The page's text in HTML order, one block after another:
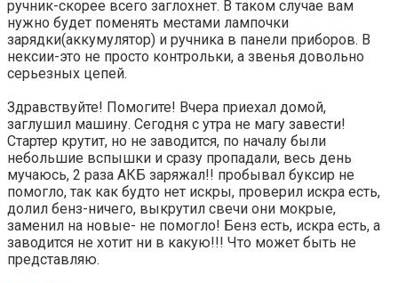
ручник-скорее всего заглохнет. В таком случае вам
нужно будет поменять местами лампочки
зарядки(аккумулятор) и ручника в панели приборов. В
нексии-это не просто контрольки, а звенья довольно
серьезных цепей.
Здравствуйте! Помогите! Вчера приехал домой,
заглушил машину. Сегодня с утра не магу завести!
Стартер крутит, но не заводится, по началу были
небольшие вспышки и сразу пропадали, весь день
мучаюсь, 2 раза АКБ заряжал!! пробывал буксир не
помогло, так как будто нет искры, проверил искра есть,
долил бенз-ничего, выкрутил свечи они мокрые,
заменил на новые- не помогло! Бенз есть, искра есть, а
заводится не хотит ни в какую!!! Что может быть не
представляю.